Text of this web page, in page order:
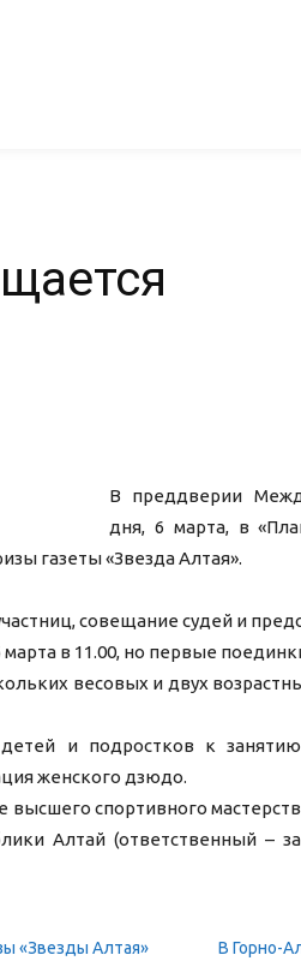
В преддверии
дня, 6 марта, в
газеты «Звезда Алтая».
совещание судей и
в 11.00, но первые
весовых и двух
и подростков к занятию
женского дзюдо.
спортивного
Алтай (ответственный –
«Звезды Алтая»
В Горно-